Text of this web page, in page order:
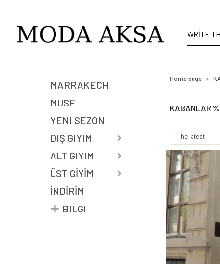
Home page
KABANLAR
MARRAKECH
MUSE
YENI SEZON
DIŞ GIYIM
ALT GIYIM
ÜST GİYİM
İNDİRİM
BILGI